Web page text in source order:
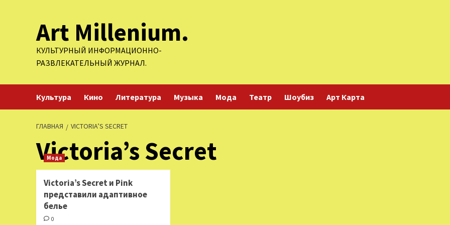
содержимомуArt Millenium.
КУЛЬТУРНЫЙ ИНФОРМАЦИОННО-
РАЗВЛЕКАТЕЛЬНЫЙ ЖУРНАЛ.
Культура Кино Литература Музыка Мода Театр Шоубиз Арт Карта
ГЛАВНАЯ VICTORIA’S SECRET
Victoria’s Secret
Мода
Victoria’s Secret и Pink
представили адаптивное
белье
0